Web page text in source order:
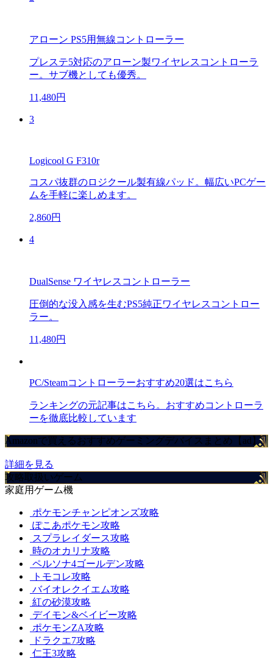
アローン PS5用無線コントローラー
プレステ5対応のアローン製ワイヤレスコントローラ
ー。サブ機としても優秀。
11,480円
3
Logicool G F310r
コスパ抜群のロジクール製有線パッド。幅広いPCゲー
ムを手軽に楽しめます。
2,860円
4
DualSense ワイヤレスコントローラー
圧倒的な没入感を生むPS5純正ワイヤレスコントロー
ラー。
11,480円
PC/Steamコントローラーおすすめ20選はこちら
ランキングの元記事はこちら。おすすめコントローラ
ーを徹底比較しています
Amazonで買えるおすすめゲーミングデバイスまとめ【ad】
詳細を見る
攻略取扱いゲーム
家庭用ゲーム機
ポケモンチャンピオンズ攻略
ぽこあポケモン攻略
スプラレイダース攻略
時のオカリナ攻略
ペルソナ4ゴールデン攻略
トモコレ攻略
バイオレクイエム攻略
紅の砂漠攻略
デイモン&ベイビー攻略
ポケモンZA攻略
ドラクエ7攻略
仁王3攻略